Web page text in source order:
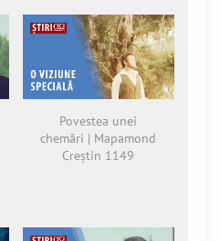
Povestea unei
chemări | Mapamond
Creștin 1149